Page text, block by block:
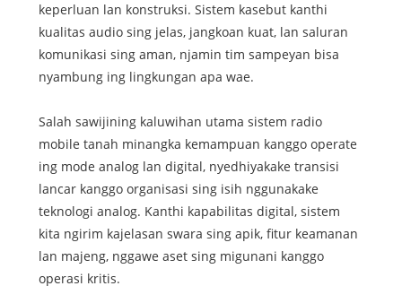
keperluan lan konstruksi. Sistem kasebut kanthi
kualitas audio sing jelas, jangkoan kuat, lan saluran
komunikasi sing aman, njamin tim sampeyan bisa
nyambung ing lingkungan apa wae.
Salah sawijining kaluwihan utama sistem radio
mobile tanah minangka kemampuan kanggo operate
ing mode analog lan digital, nyedhiyakake transisi
lancar kanggo organisasi sing isih nggunakake
teknologi analog. Kanthi kapabilitas digital, sistem
kita ngirim kajelasan swara sing apik, fitur keamanan
lan majeng, nggawe aset sing migunani kanggo
operasi kritis.